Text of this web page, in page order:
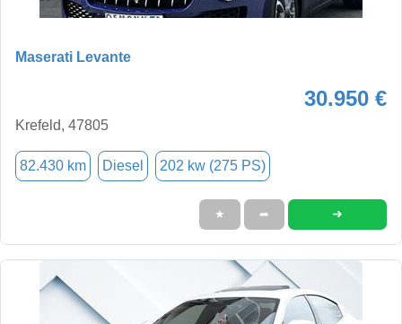
Maserati Levante
30.950 €
Krefeld, 47805
82.430 km Diesel 202 kw (275 PS)
★ ➦ ➜